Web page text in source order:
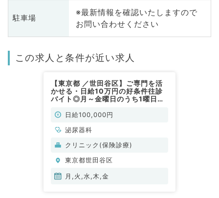
駐車場
※最新情報を確認いたしますので
お問い合わせください
この求人と条件が近い求人
【東京都 ／世田谷区】ご専門を活
かせる・日給10万円の好条件往診
バイト◎月～金曜日のうち1曜日よ
日給100,000円
泌尿器科
クリニック(保険診療)
東京都世田谷区
月,火,水,木,金